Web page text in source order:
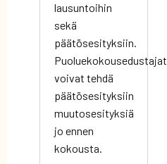
lausuntoihin
sekä
päätösesityksiin.
Puoluekokousedustajat
voivat tehdä
päätösesityksiin
muutosesityksiä
jo ennen
kokousta.